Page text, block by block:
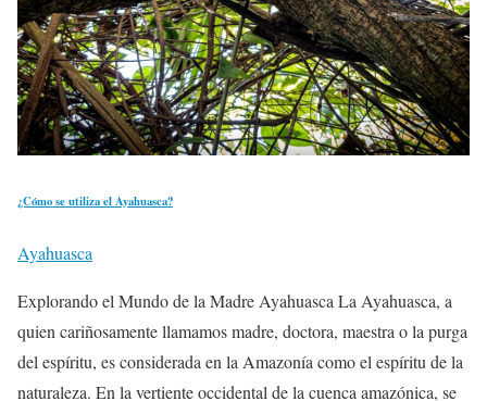
¿Cómo se utiliza el Ayahuasca?
Ayahuasca
Explorando el Mundo de la Madre Ayahuasca La Ayahuasca, a
quien cariñosamente llamamos madre, doctora, maestra o la purga
del espíritu, es considerada en la Amazonía como el espíritu de la
naturaleza. En la vertiente occidental de la cuenca amazónica, se